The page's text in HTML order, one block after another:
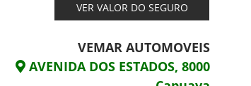
VER VALOR DO SEGURO
VEMAR AUTOMOVEIS
AVENIDA DOS ESTADOS, 8000